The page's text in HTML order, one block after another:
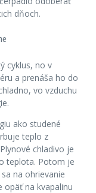
dňoch.
cyklus, no v
a prenáša ho do
vo vzduchu
ako studené
teplo z
chladivo je
teplota. Potom je
na ohrievanie
opäť na kvapalinu